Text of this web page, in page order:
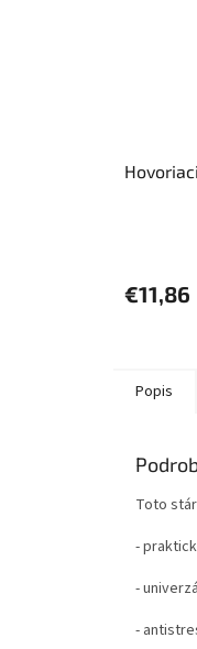
€11,86
Popis
Toto
-
-
-